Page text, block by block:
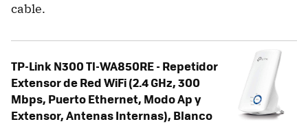
cable.
TP-Link N300 Tl-WA850RE - Repetidor
Extensor de Red WiFi (2.4 GHz, 300
Mbps, Puerto Ethernet, Modo Ap y
Extensor, Antenas Internas), Blanco